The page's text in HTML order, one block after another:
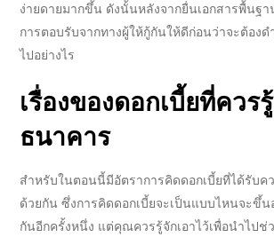
ง่ายดายมากขึ้น ดังนั้นหลังจากยื่นเอกสารพื้นฐ
การตอบรับจากทางผู้ให้กู้กันให้ดีก่อนว่าจะต้องด
ไปอย่างไร
เรื่องของดอกเบี้ยที่ควร
ธนาคาร
สำหรับในตอนนี้มีอัตราการคิดดอกเบี้ยที่ได้รับ
ด้วยกัน ซึ่งการคิดดอกเบี้ยจะเป็นแบบไหนจะขึ้น
กันอีกครั้งหนึ่ง แต่คุณควรรู้จักเอาไว้เพื่อนำไปช่